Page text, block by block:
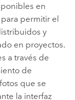
en
permitir el
y
en proyectos.
a través de
de
que se
la interfaz